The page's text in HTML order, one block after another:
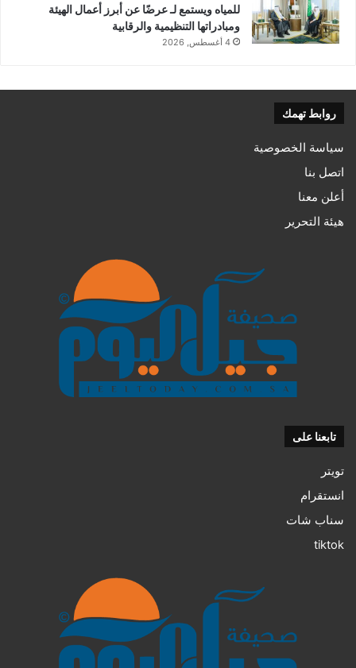
للمياه ويستمع لـ عرضًا عن أبرز أعمال الهيئة
ومبادراتها التنظيمية والرقابية
4 أغسطس, 2026
روابط تهمك
سياسة الخصوصية
اتصل بنا
أعلن معنا
هيئة التحرير
تابعنا على
تويتر
انستقرام
سناب شات
tiktok